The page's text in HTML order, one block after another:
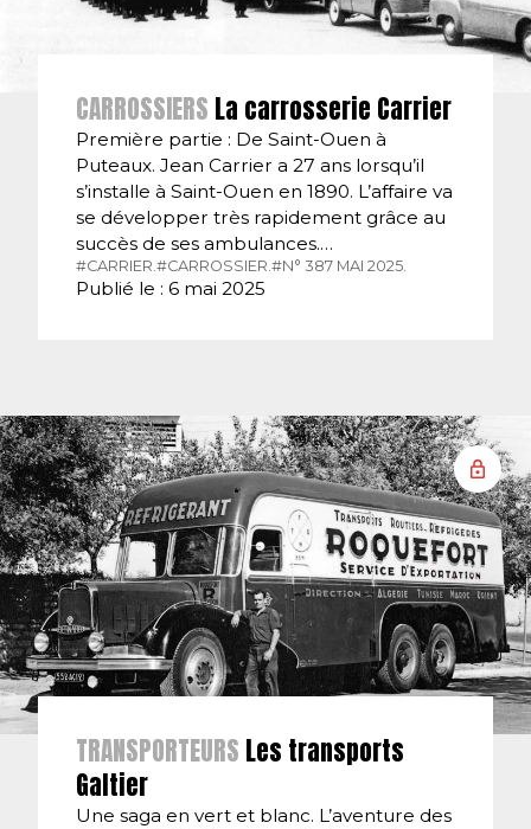
CARROSSIERS La carrosserie Carrier
Première partie : De Saint-Ouen à
Puteaux. Jean Carrier a 27 ans lorsqu’il
s’installe à Saint-Ouen en 1890. L’affaire va
se développer très rapidement grâce au
succès de ses ambulances.…
#CARRIER.#CARROSSIER.#N° 387 MAI 2025.
Publié le : 6 mai 2025
TRANSPORTEURS Les transports
Galtier
Une saga en vert et blanc. L’aventure des